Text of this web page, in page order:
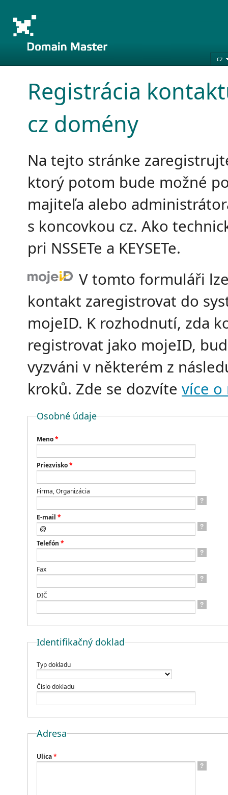
cz
Registrácia
cz domény
Na tejto stránke
ktorý potom bude možné
majiteľa alebo
s koncovkou cz. Ako
pri NSSETe a KEYSETe.
V tomto formuláři
kontakt zaregistrovat do
mojeID. K rozhodnutí, zda
registrovat jako mojeID,
vyzváni v některém z
kroků. Zde se dozvíte více o
Osobné údaje
Meno*
Priezvisko*
Firma, Organizácia
?
E-mail *
?
Telefón *
?
Fax
?
DIČ
?
Identifikačný doklad
Typ dokladu
Číslo dokladu
Adresa
Ulica*
?